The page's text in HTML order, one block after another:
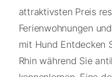
attraktivsten Preis
Ferienwohnungen
mit Hund Entdecken
Rhin während Sie